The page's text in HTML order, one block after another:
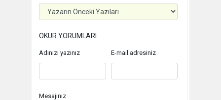
OKUR YORUMLARI
Adınızı yazınız E-mail adresiniz
Mesajınız